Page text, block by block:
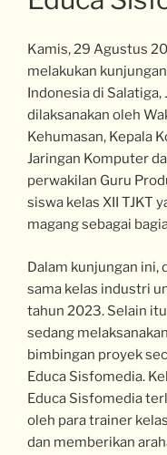
Kamis, 29 Agustus
melakukan
Indonesia di Salatiga,
dilaksanakan oleh
Kehumasan, Kepala
Jaringan Komputer
perwakilan Guru
siswa kelas XII TJKT
magang sebagai
Dalam kunjungan ini,
sama kelas industri
tahun 2023. Selain
sedang
bimbingan proyek
Educa Sisfomedia.
Educa Sisfomedia
oleh para trainer
dan memberikan